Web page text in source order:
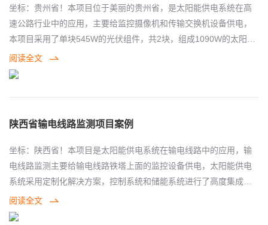
花园式文明单位。 本项目是太阳能供电系统在森林防火领域的应用
案例，针对大兴安岭极寒地区，林地偏远，市电供电困难，采用太
阳能供电系统，可以有效的解决拉电困难的问题。在这片祖国的林
区，一望无际的白雪，才是最真实的写照，在这里，冬季低温零下
四十度，对设备都是重重的考验，艰难的环境，让拉电更加的困
坐标：贵州省！本项目位于美丽的贵州省，是太阳能供电系统在高
速公路行业中的应用，主要给监控摄像机和传输交换机设备供电，
本项目采用了单块545W的光伏组件，共2块，组成1090W的太阳能
光伏组件，控制器采用华昱信通MPPT高功率版的控制器，电池采用
磷酸铁锂电池51.2v100AH，代替了传统的铅酸胶体电池，磷酸铁锂
阅读全文
陕西省输电线路监测项目案例
坐标：陕西省！本项目是太阳能供电系统在输电线路中的应用，输
电线路监测主要给输电线路铁塔上面的监控设备供电，太阳能供电
系统采用定制化解决方案，控制系统和储能系统进行了高度集成技
术， 特别是在安装方面，根据项目现场实际情况出发，全部采用夹
板固定铁塔的方式，并且，控制和储能采用机柜一体化安装，不仅
阅读全文